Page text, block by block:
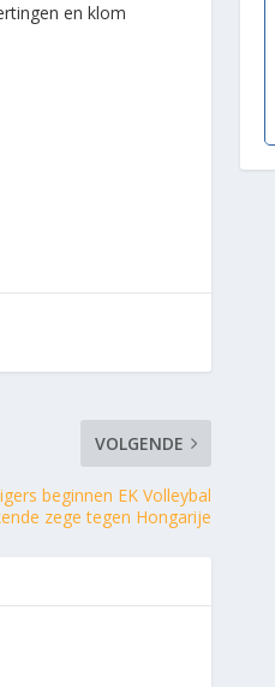
en klom
VOLGENDE
beginnen EK Volleybal
zege tegen Hongarije